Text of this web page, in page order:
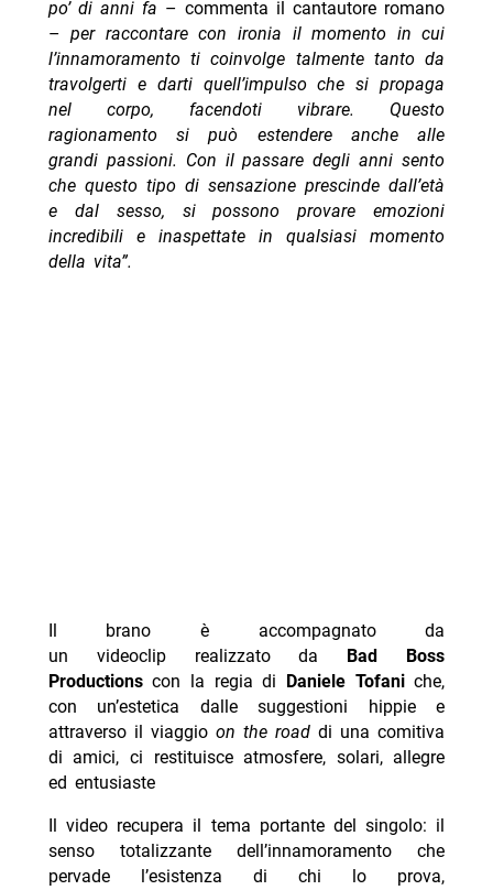
po’ di anni fa – commenta il cantautore romano
–per raccontare con ironia il momento in cui
l’innamoramento ti coinvolge talmente tanto da
travolgerti e darti quell’impulso che si propaga
nel corpo, facendoti vibrare. Questo
ragionamento si può estendere anche alle
grandi passioni. Con il passare degli anni sento
che questo tipo di sensazione prescinde dall’età
e dal sesso, si possono provare emozioni
incredibili e inaspettate in qualsiasi momento
della vita”.
Il brano è accompagnato da
un videoclip
realizzato da Bad Boss
Productionscon la regia di Daniele Tofaniche,
con un’estetica dalle suggestioni hippie e
attraverso il viaggio on the road di una comitiva
di amici, ci restituisce atmosfere, solari, allegre
ed entusiaste
Il video recupera il tema portante del singolo: il
senso totalizzante dell’innamoramento che
pervade l’esistenza di chi lo prova,